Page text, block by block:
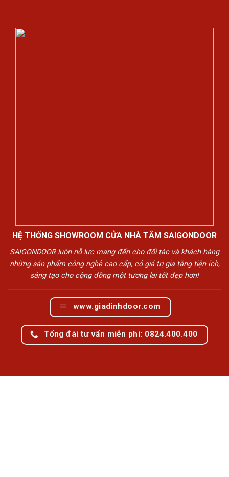
HỆ THỐNG SHOWROOM CỬA NHÀ TẮM SAIGONDOOR
SAIGONDOOR luôn nỗ lực mang đến cho đối tác và khách hàng
những sản phẩm công nghệ cao cấp, có giá trị gia tăng tiện ích,
sáng tạo cho cộng đồng một tương lai tốt đẹp hơn!
www.giadinhdoor.com
Tổng đài tư vấn miễn phí: 0824.400.400